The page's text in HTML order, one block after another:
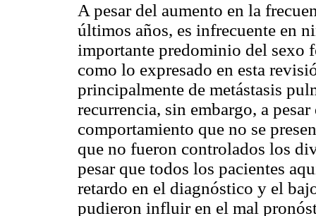
A pesar del aumento en la
últimos años, es infrecuente en
importante predominio del sexo
como lo expresado en esta
principalmente de metástasis
recurrencia, sin embargo, a
comportamiento que no se
que no fueron controlados los
pesar que todos los pacientes
retardo en el diagnóstico y el
pudieron influir en el mal